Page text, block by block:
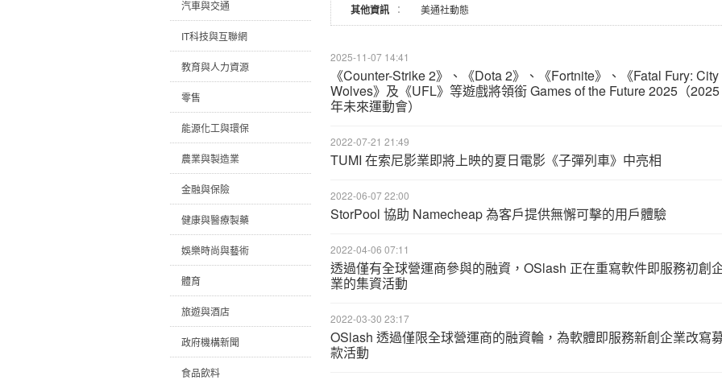
汽車與交通
IT科技與互聯網
教育與人力資源
零售
能源化工與環保
農業與製造業
金融與保險
健康與醫療製藥
娛樂時尚與藝術
體育
旅遊與酒店
政府機構新聞
食品飲料
其他資訊 ： 美通社動態
2025-11-07 14:41
《Counter-Strike 2》、《Dota 2》、《Fortnite》、《Fatal Fury: City
Wolves》及《UFL》等遊戲將領銜 Games of the Future 2025（2025
年未來運動會）
2022-07-21 21:49
TUMI 在索尼影業即將上映的夏日電影《子彈列車》中亮相
2022-06-07 22:00
StorPool 協助 Namecheap 為客戶提供無懈可擊的用戶體驗
2022-04-06 07:11
透過僅有全球營運商參與的融資，OSlash 正在重寫軟件即服務初創
業的集資活動
2022-03-30 23:17
OSlash 透過僅限全球營運商的融資輪，為軟體即服務新創企業改寫
款活動